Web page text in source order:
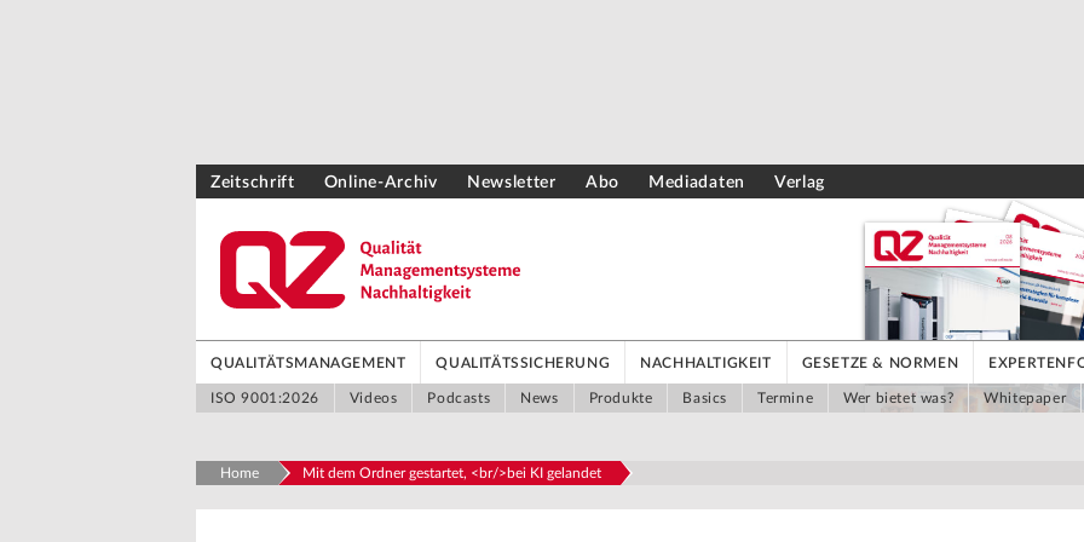
Zeitschrift Online-Archiv Newsletter Abo Mediadaten Verlag
QUALITÄTSMANAGEMENT QUALITÄTSSICHERUNG NACHHALTIGKEIT GESETZE & NORMEN
ISO 9001:2026 Videos Podcasts News Produkte Basics Termine Wer bietet was? Whitepaper
Home Mit dem Ordner gestartet, <br/>bei KI gelandet